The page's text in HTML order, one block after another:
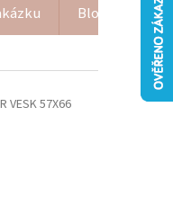
Blog Pana
VESK 57X66